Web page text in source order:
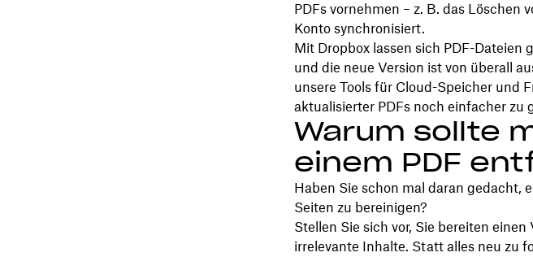
PDFs vornehmen – z. B. das
Konto synchronisiert.
Mit Dropbox lassen sich PDF-Dateien
und die neue Version ist von überall
unsere Tools für Cloud-Speicher und
aktualisierter PDFs noch einfacher zu
Warum sollte
einem PDF
Haben Sie schon mal daran gedacht,
Seiten zu bereinigen?
Stellen Sie sich vor, Sie bereiten
irrelevante Inhalte. Statt alles neu zu